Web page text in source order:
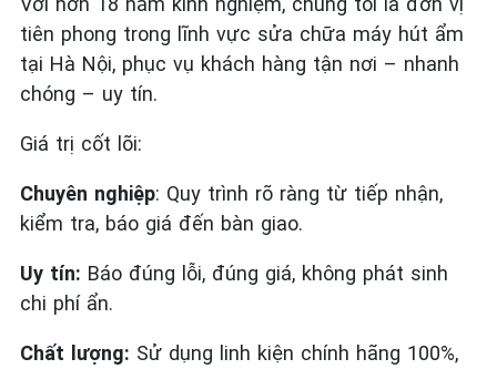
tiên phong trong lĩnh vực sửa chữa máy hút ẩm
tại Hà Nội, phục vụ khách hàng tận nơi – nhanh
chóng – uy tín.
Giá trị cốt lõi:
Chuyên nghiệp: Quy trình rõ ràng từ tiếp nhận,
kiểm tra, báo giá đến bàn giao.
Uy tín: Báo đúng lỗi, đúng giá, không phát sinh
chi phí ẩn.
Chất lượng: Sử dụng linh kiện chính hãng 100%,